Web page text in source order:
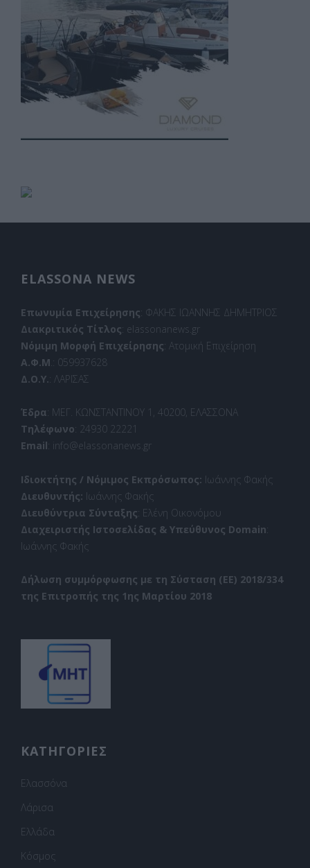
ELASSONA NEWS
Επωνυμία Επιχείρησης: ΦΑΚΗΣ ΙΩΑΝΝΗΣ ΔΗΜΗΤΡΙΟΣ
Διακριτικός Τίτλος: elassonanews.gr
Νόμιμη Μορφή Επιχείρησης: Ατομική Επιχείρηση
Α.Φ.Μ .: 059937628
Δ.Ο.Υ.: ΛΑΡΙΣΑΣ
Έδρα: ΜΕΓ. ΚΩΝΣΤΑΝΤΙΝΟΥ 1, 40200, ΕΛΑΣΣΟΝΑ
Τηλέφωνο: 24930 22221
Email: info@elassonanews.gr
Ιδιοκτήτης / Νόμιμος Εκπρόσωπος: Ιωάννης Φακής
Διευθυντής: Ιωάννης Φακής
Διευθύντρια Σύνταξης: Ελένη Οικονόμου
Διαχειριστής Ιστοσελίδας & Υπεύθυνος Domain:
Ιωάννης Φακής
Δήλωση συμμόρφωσης με τη Σύσταση (ΕΕ) 2018/334
της Επιτροπής της 1ης Μαρτίου 2018
ΚΑΤΗΓΟΡΙΕΣ
Ελασσόνα
Λάρισα
Ελλάδα
Κόσμος